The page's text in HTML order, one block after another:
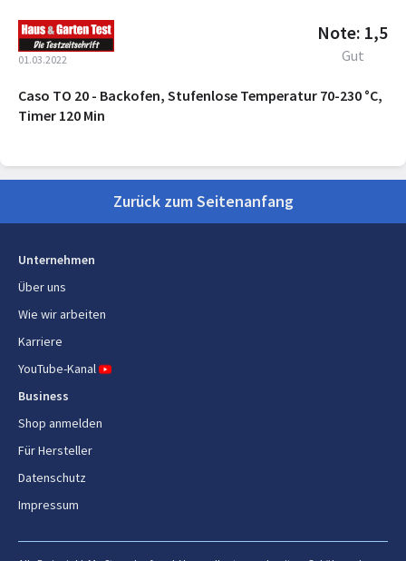
01.03.2022
Note: 1,5
Gut
Caso TO 20 - Backofen, Stufenlose Temperatur 70-230 °C,
Timer 120 Min
Zurück zum Seitenanfang
Unternehmen
Über uns
Wie wir arbeiten
Karriere
YouTube-Kanal
Business
Shop anmelden
Für Hersteller
Datenschutz
Impressum